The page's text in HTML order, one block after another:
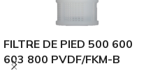
FILTRE DE PIED 500 600
603 800 PVDF/FKM-B
POUR 4×6